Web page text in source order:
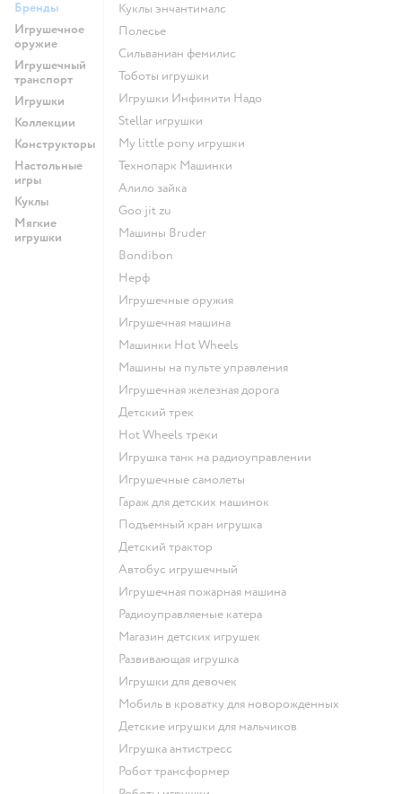
Бренды
Игрушечное
оружие
Игрушечный
транспорт
Игрушки
Коллекции
Конструкторы
Настольные
игры
Куклы
Мягкие
игрушки
Куклы энчантималс
Полесье
Сильваниан фемилис
Тоботы игрушки
Игрушки Инфинити Надо
Stellar игрушки
my little pony игрушки
Технопарк Машинки
Алило зайка
Goo jit zu
Машины Bruder
Bondibon
Нерф
Игрушечные оружия
Игрушечная машина
Машинки Hot Wheels
Машины на пульте управления
Игрушечная железная дорога
Детский трек
Hot Wheels треки
Игрушка танк на радиоуправлении
Игрушечные самолеты
Гараж для детских машинок
Подъемный кран игрушка
Детский трактор
Автобус игрушечный
Игрушечная пожарная машина
Радиоуправляемые катера
Магазин детских игрушек
Развивающая игрушка
Игрушки для девочек
Мобиль в кроватку для новорожденных
Детские игрушки для мальчиков
Игрушка антистресс
Робот трансформер